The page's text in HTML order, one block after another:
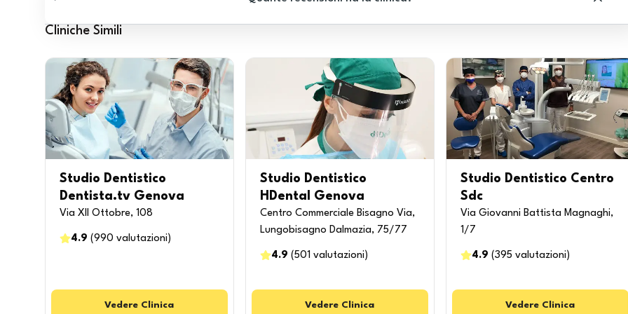
Cliniche Simili
Studio Dentistico
Dentista.tv Genova
Via XII Ottobre, 108
4.9 (990 valutazioni )
Vedere Clinica
Studio Dentistico
HDental Genova
Centro Commerciale Bisagno Via,
Lungobisagno Dalmazia, 75/77
4.9 (501 valutazioni )
Vedere Clinica
Studio Dentistico Centro
Sdc
Via Giovanni Battista Magnaghi,
1/7
4.9 (395 valutazioni )
Vedere Clinica